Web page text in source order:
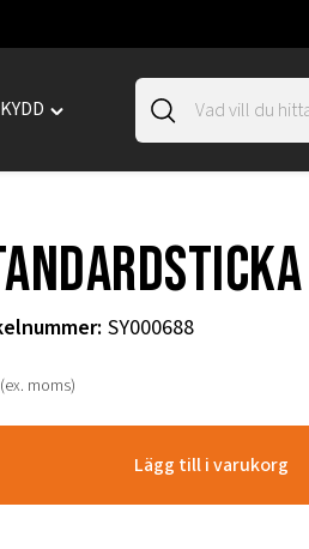
Toggle
: SY000688
(ex. moms)
Lägg till i varukorg